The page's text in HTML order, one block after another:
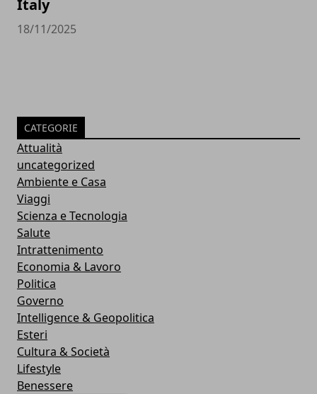
Italy
18/11/2025
CATEGORIE
Attualità
uncategorized
Ambiente e Casa
Viaggi
Scienza e Tecnologia
Salute
Intrattenimento
Economia & Lavoro
Politica
Governo
Intelligence & Geopolitica
Esteri
Cultura & Società
Lifestyle
Benessere